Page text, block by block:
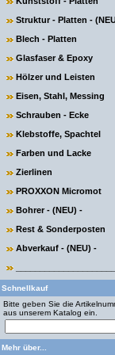
Struktur - Platten -
Blech - Platten
Glasfaser & Epoxy
Hölzer und Leisten
Eisen, Stahl, Messing
Schrauben - Ecke
Klebstoffe, Spachtel
Farben und Lacke
Zierlinen
PROXXON Micromot
Bohrer - (NEU) -
Rest & Sonderposten
Abverkauf - (NEU) -
Schnellkauf
Bitte geben Sie die
aus unserem Katalog ein.
Mehr über...